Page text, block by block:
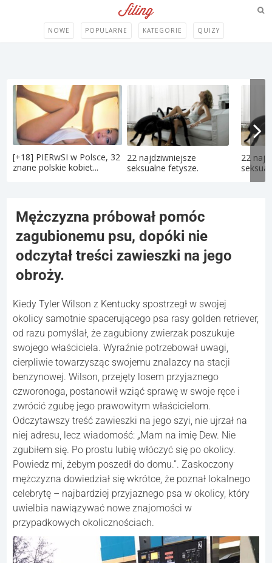
NOWE POPULARNE KATEGORIE QUIZY
[+18] PIERwSI w Polsce, 32
znane polskie kobiet...
22 najdziwniejsze
seksualne fetysze.
22
Mężczyzna próbował pomóc
zagubionemu psu, dopóki nie
odczytał treści zawieszki na jego
obroży.
Kiedy Tyler Wilson z Kentucky spostrzegł w swojej
okolicy samotnie spacerującego psa rasy golden retriever,
od razu pomyślał, że zagubiony zwierzak poszukuje
swojego właściciela. Wyraźnie potrzebował uwagi,
cierpliwie towarzysząc swojemu znalazcy na stacji
benzynowej. Wilson, przejęty losem przyjaznego
czworonoga, postanowił wziąć sprawę w swoje ręce i
zwrócić zgubę jego prawowitym właścicielom.
Odczytawszy treść zawieszki na jego szyi, nie ujrzał na
niej adresu, lecz wiadomość: „Mam na imię Dew. Nie
zgubiłem się. Po prostu lubię włóczyć się po okolicy.
Powiedz mi, żebym poszedł do domu.”. Zaskoczony
mężczyzna dowiedział się wkrótce, że poznał lokalnego
celebrytę – najbardziej przyjaznego psa w okolicy, który
uwielbia nawiązywać nowe znajomości w
przypadkowych okolicznościach.